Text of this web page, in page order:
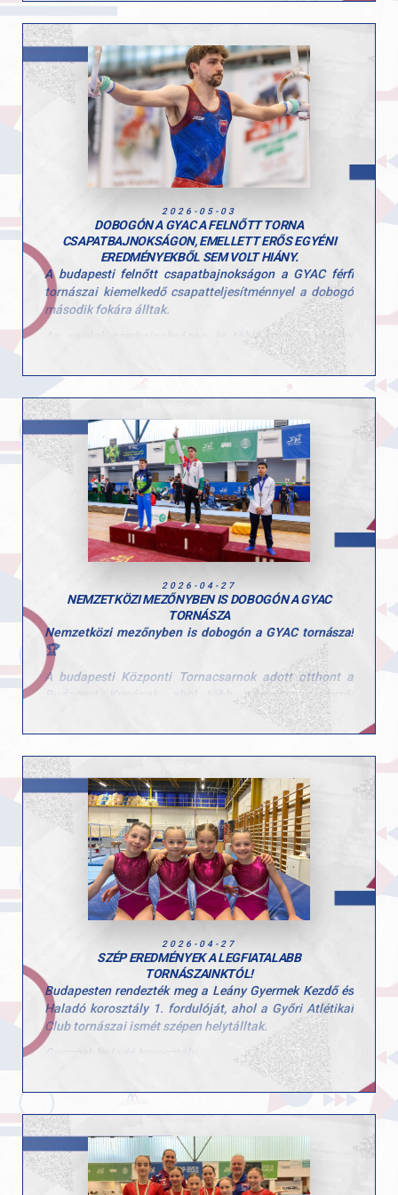
kiváló eredményt tovább erősíti, hogy talajon is közel
volt az éremhez, ott végül a 4. helyen zárt.
Gratulálunk Botinak és edzőjének, Pisák Tamásnak a
kiemelkedő teljesítményhez! További hasonló sikereket
az idei szezonra!
2026-05-03
DOBOGÓN A GYAC A FELNŐTT TORNA
CSAPATBAJNOKSÁGON, EMELLETT ERŐS EGYÉNI
EREDMÉNYEKBŐL SEM VOLT HIÁNY.
A budapesti felnőtt csapatbajnokságon a GYAC férfi
tornászai kiemelkedő csapatteljesítménnyel a dobogó
második fokára álltak.
Az egyéni szerbajnokságon is több szép eredmény
született, különösen Tomcsányi Benedek teljesítménye
emelkedett ki, aki több szeren is dobogóra állhatott.
Egyéni eredmények:
• Tomcsányi Benedek, gyűrű, 1. hely
• Tomcsányi Benedek, talaj, 2. hely
• Molnár Botond, ugrás, 3. hely
• Kiss Marcell, nyújtó, 3. hely
A hétvége jól mutatta a csapat erejét és a versenyzők
stabil formáját a hazai élmezőnyben.
mind az edzőik esetében!
2026-04-27
NEMZETKÖZI MEZŐNYBEN IS DOBOGÓN A GYAC
TORNÁSZA
Nemzetközi mezőnyben is dobogón a GYAC tornásza!
🏆
A budapesti Központi Tornacsarnok adott otthont a
Budapest Kupának, ahol több nemzet versenyzői
A rangos mezőnyben Gál Kristóf kiemelkedő
teljesítményt nyújtott az ifjúsági korosztályban.
Gyűrűn a dobogó legfelső fokára állhatott, emellett
nyújtón ezüstérmet szerzett, talajon pedig
bronzéremmel zárta a versenyt.
Kristóf szereplése jól mutatja azt a következetes
munkát és szakmai hátteret, amely a GYAC tornászait
jellemzi.
Gratulálunk Kristófnak és edzőjének az eredményekhez
és a teljesítményhez! 👏
2026-04-27
SZÉP EREDMÉNYEK A LEGFIATALABB
TORNÁSZAINKTÓL!
Budapesten rendezték meg a Leány Gyermek Kezdő és
Haladó korosztály 1. fordulóját, ahol a Győri Atlétikai
Club tornászai ismét szépen helytálltak.
6. ugrás
Hunorfi Heléna
6. egyéni összetett
2. gerenda